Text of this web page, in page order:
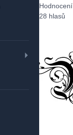
Hodnocení
28 hlasů